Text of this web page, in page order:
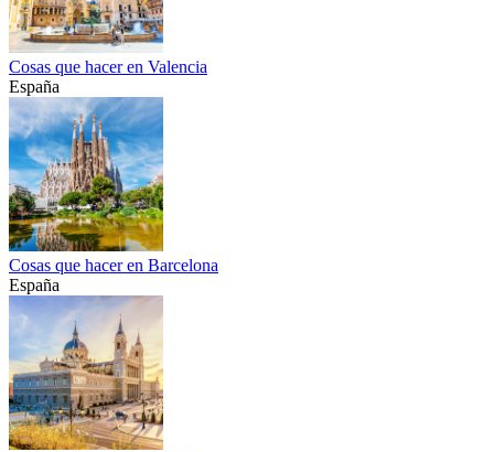
Cosas que hacer en Valencia
España
Cosas que hacer en Barcelona
España